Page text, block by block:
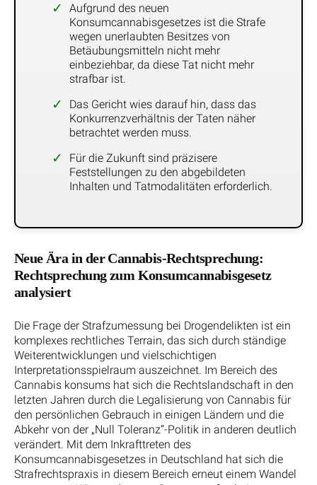
Aufgrund des neuen
Konsumcannabisgesetzes ist die Strafe
wegen unerlaubten Besitzes von
Betäubungsmitteln nicht mehr
einbeziehbar, da diese Tat nicht mehr
strafbar ist.
Das Gericht wies darauf hin, dass das
Konkurrenzverhältnis der Taten näher
betrachtet werden muss.
Für die Zukunft sind präzisere
Feststellungen zu den abgebildeten
Inhalten und Tatmodalitäten erforderlich.
Neue Ära in der Cannabis-Rechtsprechung:
Rechtsprechung zum Konsumcannabisgesetz
analysiert
Die Frage der Strafzumessung bei Drogendelikten ist ein
komplexes rechtliches Terrain, das sich durch ständige
Weiterentwicklungen und vielschichtigen
Interpretationsspielraum auszeichnet. Im Bereich des
Cannabis konsums hat sich die Rechtslandschaft in den
letzten Jahren durch die Legalisierung von Cannabis für
den persönlichen Gebrauch in einigen Ländern und die
Abkehr von der „Null Toleranz“-Politik in anderen deutlich
verändert. Mit dem Inkrafttreten des
Konsumcannabisgesetzes in Deutschland hat sich die
Strafrechtspraxis in diesem Bereich erneut einem Wandel